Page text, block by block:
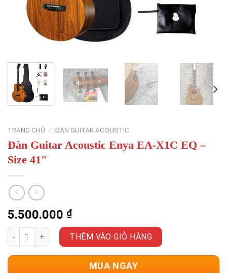
TRANG CHỦ / ĐÀN GUITAR ACOUSTIC
Đàn Guitar Acoustic Enya EA-X1C EQ –
Size 41″
5.500.000 ₫
Đàn Guitar Acoustic Enya EA-X1C EQ - Size 41" số lượng
THÊM VÀO GIỎ HÀNG
MUA NGAY